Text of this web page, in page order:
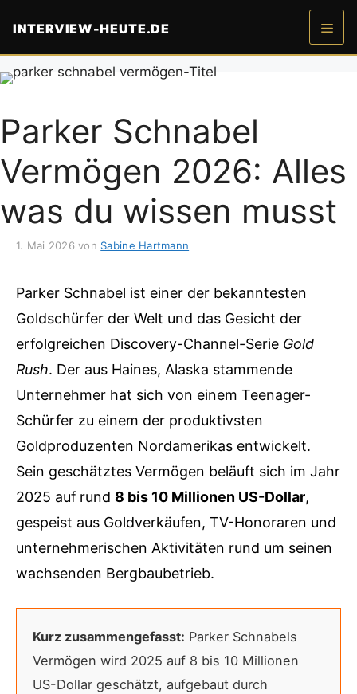
Inhalt
INTERVIEW-HEUTE.DE
Menü
Parker Schnabel
Vermögen 2026: Alles
was du wissen musst
1. Mai 2026 von Sabine Hartmann
Parker Schnabel ist einer der bekanntesten
Goldschürfer der Welt und das Gesicht der
erfolgreichen Discovery-Channel-Serie Gold
Rush. Der aus Haines, Alaska stammende
Unternehmer hat sich von einem Teenager-
Schürfer zu einem der produktivsten
Goldproduzenten Nordamerikas entwickelt.
Sein geschätztes Vermögen beläuft sich im Jahr
2025 auf rund 8 bis 10 Millionen US-Dollar,
gespeist aus Goldverkäufen, TV-Honoraren und
unternehmerischen Aktivitäten rund um seinen
wachsenden Bergbaubetrieb.
Kurz zusammengefasst: Parker Schnabels
Vermögen wird 2025 auf 8 bis 10 Millionen
US-Dollar geschätzt, aufgebaut durch